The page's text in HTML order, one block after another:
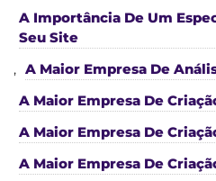
A Importância De Um
Seu Site
, A Maior Empresa De
A Maior Empresa De
A Maior Empresa De
A Maior Empresa De